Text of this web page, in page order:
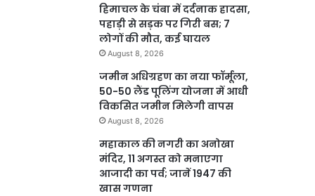
हिमाचल के चंबा में दर्दनाक हादसा,
पहाड़ी से सड़क पर गिरी बस; 7
लोगों की मौत, कई घायल
August 8, 2026
जमीन अधिग्रहण का नया फॉर्मूला,
50-50 लैंड पूलिंग योजना में आधी
विकसित जमीन मिलेगी वापस
August 8, 2026
महाकाल की नगरी का अनोखा
मंदिर, 11 अगस्त को मनाएगा
आजादी का पर्व; जानें 1947 की
खास गणना